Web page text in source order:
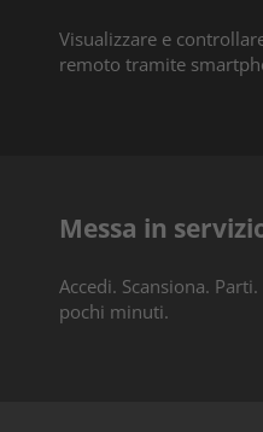
Visualizzare e
remoto tramite
Messa in
Accedi. Scansiona.
pochi minuti.